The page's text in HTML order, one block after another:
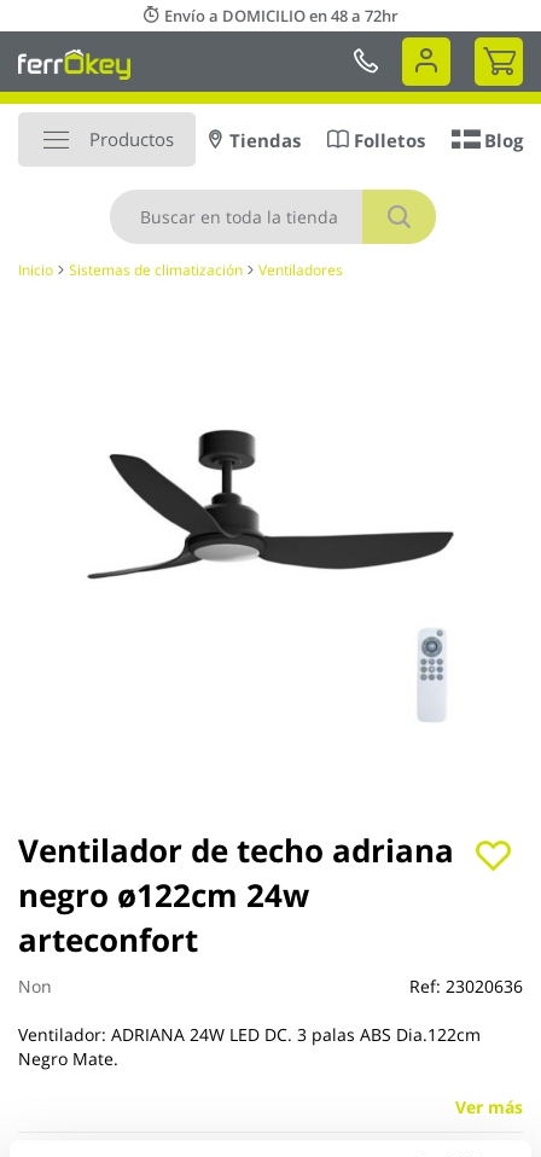
al
contenido
Envío a DOMICILIO en 48 a 72hr
Mi
Productos
Buscar
Tiendas Folletos Blog
Inicio Sistemas de climatización Ventiladores
Ventilador de techo adriana
negro ø122cm 24w
arteconfort
Non Ref: 23020636
Ventilador: ADRIANA 24W LED DC. 3 palas ABS Dia.122cm
Negro Mate.
Ver más
Saltar
al
comienzo
de
la
galería
de